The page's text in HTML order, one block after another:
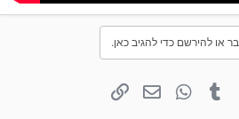
או להירשם כדי להגיב כאן.
פינטרסט Tumblr
WhatsApp
אימייל